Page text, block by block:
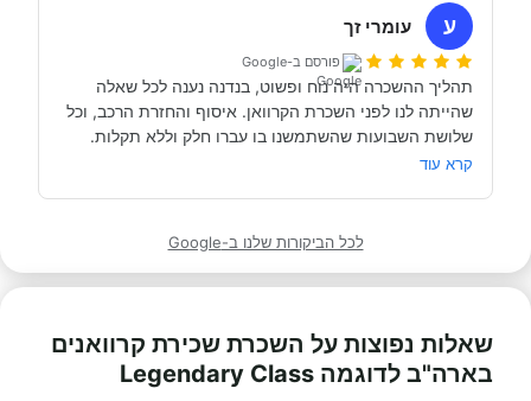
תודה אבי!
ע עומרי זך
פורסם ב-Google
מאוד מומלץ לכל מי שרוצה לעשות חופשה בקרוואן.
קרא עוד
לכל הביקורות שלנו ב-Google
שאלות נפוצות על השכרת שכירת קרוואנים
בארה"ב לדוגמה Legendary Class